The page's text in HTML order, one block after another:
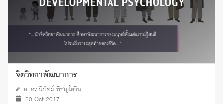
จิตวิทยาพัฒนาการ
อ. ดร.นิปัทม์ พิชญโยธิน
20 Oct 2017